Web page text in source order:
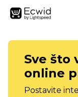
Sve što
online
Postavite